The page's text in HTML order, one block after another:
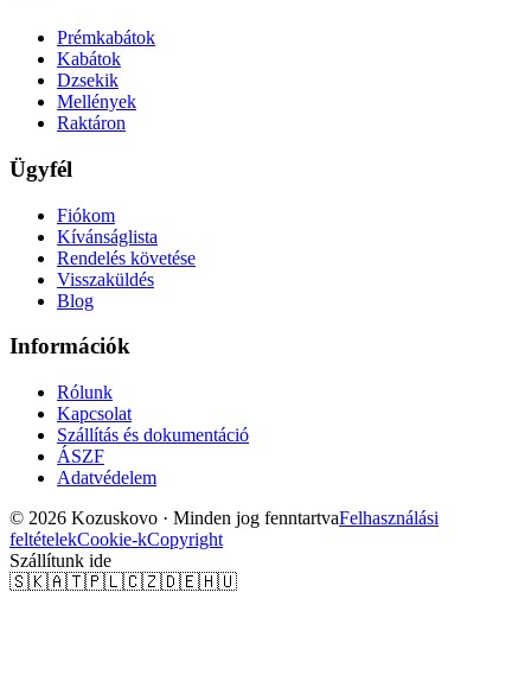
Prémkabátok
Kabátok
Dzsekik
Mellények
Raktáron
Ügyfél
Fiókom
Kívánságlista
Rendelés követése
Visszaküldés
Blog
Információk
Rólunk
Kapcsolat
Szállítás és dokumentáció
ÁSZF
Adatvédelem
© 2026 Kozuskovo · Minden jog fenntartvaFelhasználási
feltételekCookie-kCopyright
Szállítunk ide
🇸🇰🇦🇹🇵🇱🇨🇿🇩🇪🇭🇺